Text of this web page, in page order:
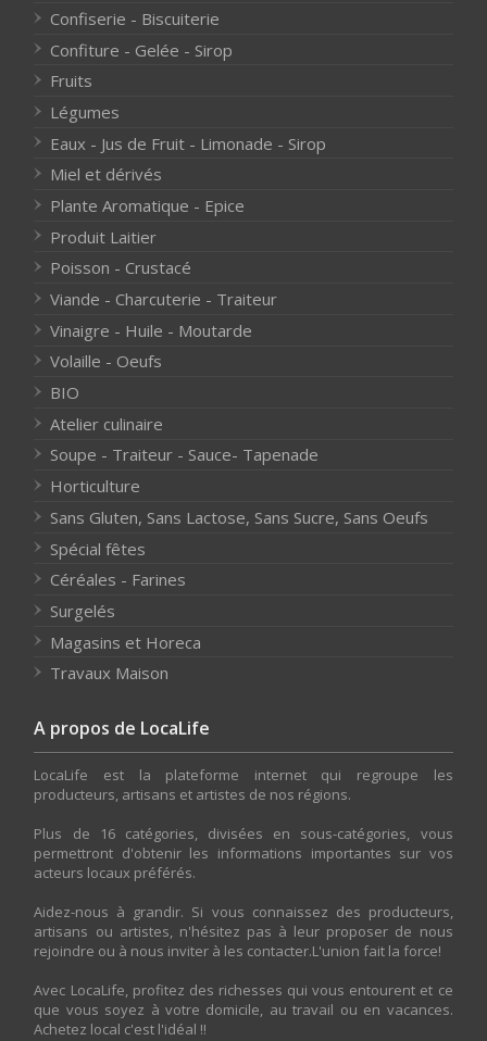
Confiserie - Biscuiterie
Confiture - Gelée - Sirop
Fruits
Légumes
Eaux - Jus de Fruit - Limonade - Sirop
Miel et dérivés
Plante Aromatique - Epice
Produit Laitier
Poisson - Crustacé
Viande - Charcuterie - Traiteur
Vinaigre - Huile - Moutarde
Volaille - Oeufs
BIO
Atelier culinaire
Soupe - Traiteur - Sauce- Tapenade
Horticulture
Sans Gluten, Sans Lactose, Sans Sucre, Sans Oeufs
Spécial fêtes
Céréales - Farines
Surgelés
Magasins et Horeca
Travaux Maison
A propos de LocaLife
LocaLife est la plateforme internet qui regroupe les
producteurs, artisans et artistes de nos régions.
Plus de 16 catégories, divisées en sous-catégories, vous
permettront d'obtenir les informations importantes sur vos
acteurs locaux préférés.
Aidez-nous à grandir. Si vous connaissez des producteurs,
artisans ou artistes, n'hésitez pas à leur proposer de nous
rejoindre ou à nous inviter à les contacter.L'union fait la force!
Avec LocaLife, profitez des richesses qui vous entourent et ce
que vous soyez à votre domicile, au travail ou en vacances.
Achetez local c'est l'idéal !!